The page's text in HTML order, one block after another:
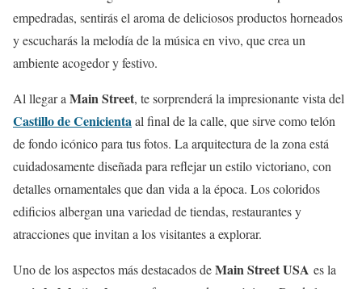
empedradas, sentirás el aroma de deliciosos productos horneados
y escucharás la melodía de la música en vivo, que crea un
ambiente acogedor y festivo.
Al llegar a Main Street, te sorprenderá la impresionante vista del
Castillo de Cenicientaal final de la calle, que sirve como telón
de fondo icónico para tus fotos. La arquitectura de la zona está
cuidadosamente diseñada para reflejar un estilo victoriano, con
detalles ornamentales que dan vida a la época. Los coloridos
edificios albergan una variedad de tiendas, restaurantes y
atracciones que invitan a los visitantes a explorar.
Uno de los aspectos más destacados deMain Street USA es la